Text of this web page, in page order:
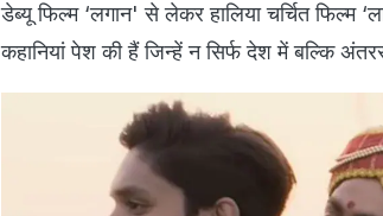
डेब्यू फिल्म ‘लगान' से लेकर हालिया चर्चित
कहानियां पेश की हैं जिन्हें न सिर्फ देश में बल्कि